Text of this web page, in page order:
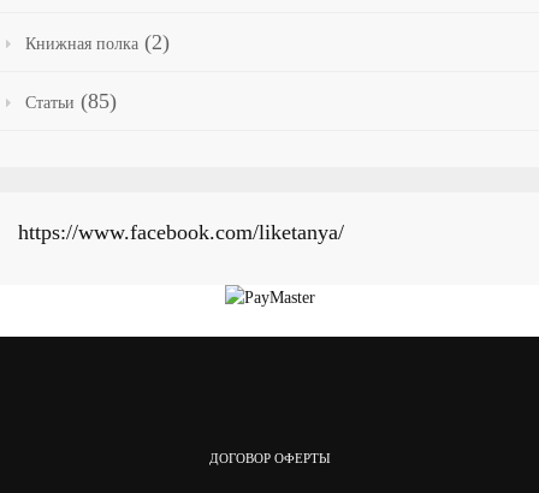
Книжная полка (2)
Статьи (85)
https://www.facebook.com/liketanya/
ДОГОВОР ОФЕРТЫ